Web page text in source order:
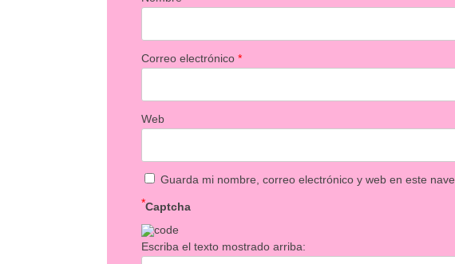
Correo electrónico*
Web
Guarda mi nombre, correo electrónico y web en este
Captcha
*
Escriba el texto mostrado arriba: